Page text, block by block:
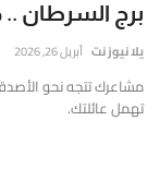
برج السرطان .. حظك
يلا نيوز نت أبريل 26, 2026
مشاعرك تتجه نحو
تهمل عائلتك.